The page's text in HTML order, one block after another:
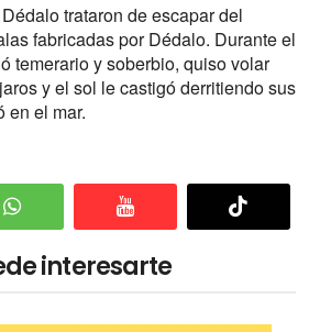
trataron de escapar del
fabricadas por Dédalo. Durante el
temerario y soberbio, quiso volar
y el sol le castigó derritiendo sus
en el mar.
interesarte